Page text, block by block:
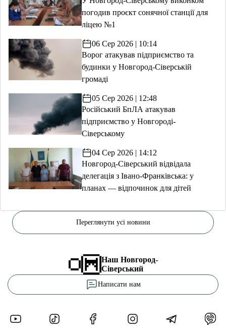
погодив проєкт сонячної станції для
ліцею №1
06 Сер 2026 | 10:14
Ворог атакував підприємство та
будинки у Новгород-Сіверській
громаді
05 Сер 2026 | 12:48
Російський БпЛА атакував
підприємство у Новгороді-
Сіверському
04 Сер 2026 | 14:12
Новгород-Сіверський відвідала
делегація з Івано-Франківська: у
планах — відпочинок для дітей
Переглянути усі новини
Наш Новгород-
Сіверський
Написати нам